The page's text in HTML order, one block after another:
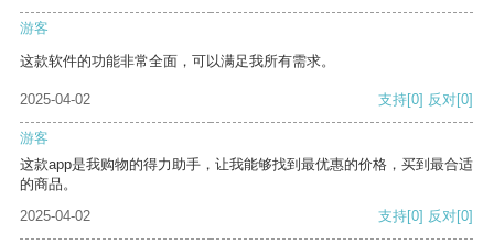
游客
这款软件的功能非常全面，可以满足我所有需求。
2025-04-02 支持[0] 反对[0]
游客
这款app是我购物的得力助手，让我能够找到最优惠的价格，买到最合适
的商品。
2025-04-02
支持[0] 反对[0]